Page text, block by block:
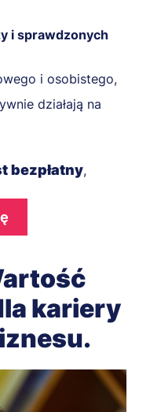
i sprawdzonych
i osobistego,
działają na
bezpłatny,
kariery